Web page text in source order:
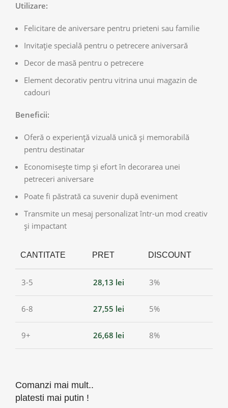
Utilizare:
Felicitare de aniversare pentru prieteni sau familie
Invitație specială pentru o petrecere aniversară
Decor de masă pentru o petrecere
Element decorativ pentru vitrina unui magazin de
cadouri
Beneficii:
Oferă o experiență vizuală unică și memorabilă
pentru destinatar
Economisește timp și efort în decorarea unei
petreceri aniversare
Poate fi păstrată ca suvenir după eveniment
Transmite un mesaj personalizat într-un mod creativ
și impactant
CANTITATE PRET DISCOUNT
3-5 28,13 lei 3%
6-8 27,55 lei 5%
9+ 26,68 lei 8%
Comanzi mai mult..
platesti mai putin !